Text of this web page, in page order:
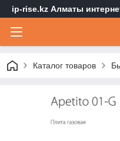
ip-rise.kz Алматы
Каталог товаров